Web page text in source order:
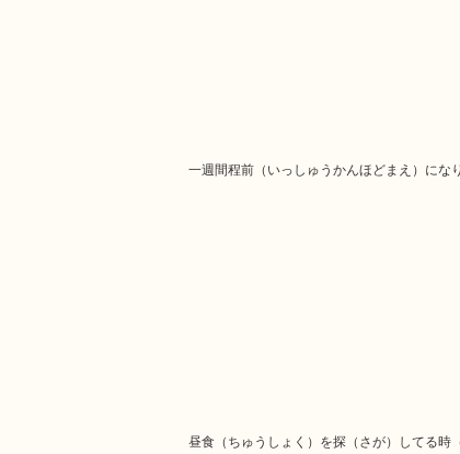
一週間程前（いっしゅうかんほどまえ）にな
昼食（ちゅうしょく）を探（さが）してる時